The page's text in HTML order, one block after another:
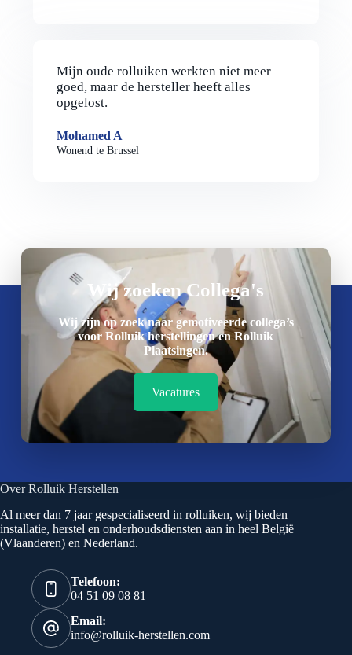
Mijn oude rolluiken werkten niet meer
goed, maar de hersteller heeft alles
opgelost.
Mohamed A
Wonend te Brussel
Wij zoeken Collega's
Wij zijn op zoek naar gemotiveerde collega’s
voor Rolluik herstellingen en Rolluik
Plaatsingen.
Vacatures
Over Rolluik Herstellen
Al meer dan 7 jaar gespecialiseerd in rolluiken, wij bieden
installatie, herstel en onderhoudsdiensten aan in heel België
(Vlaanderen) en Nederland.
Telefoon:
04 51 09 08 81
Email:
info@rolluik-herstellen.com